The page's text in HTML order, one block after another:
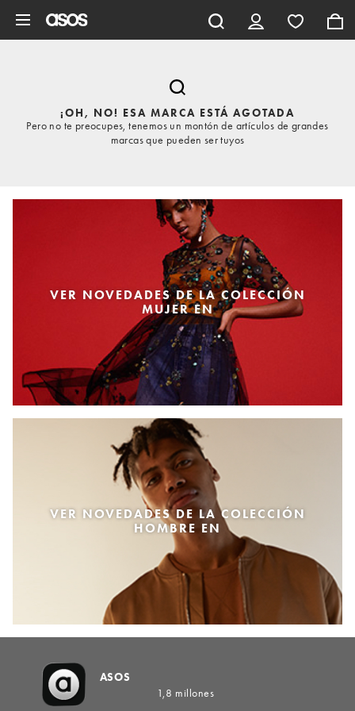
¡OH, NO! ESA MARCA ESTÁ AGOTADA
Pero no te preocupes, tenemos un montón de artículos de grandes
marcas que pueden ser tuyos
VER NOVEDADES DE LA COLECCIÓN
MUJER EN
VER NOVEDADES DE LA COLECCIÓN
HOMBRE EN
ASOS
1,8 millones